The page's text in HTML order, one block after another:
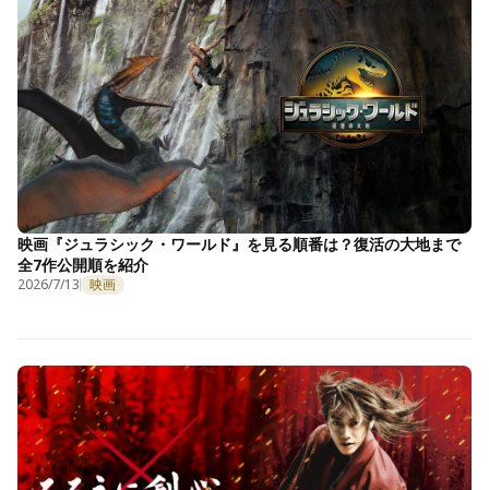
映画『ジュラシック・ワールド』を見る順番は？復活の大地まで
全7作公開順を紹介
2026/7/13 映画